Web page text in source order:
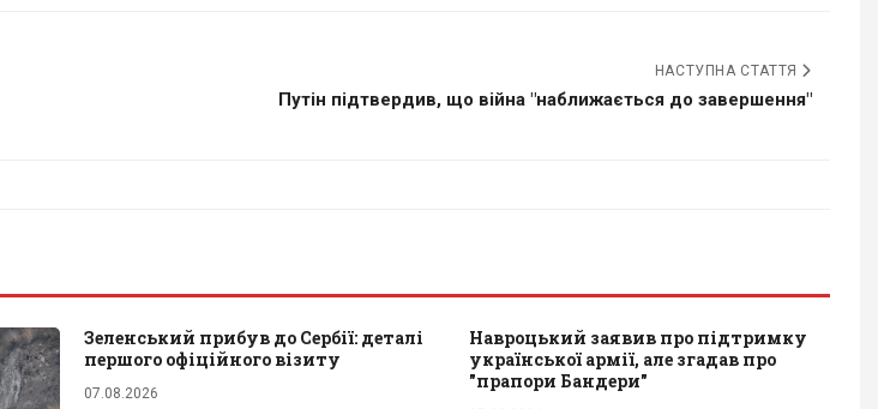
НАСТУПНА СТАТТЯ
Путін підтвердив, що війна "наближається до завершення"
Зеленський прибув до Сербії: деталі
першого офіційного візиту
07.08.2026
Навроцький заявив про підтримку
української армії, але згадав про
"прапори Бандери"